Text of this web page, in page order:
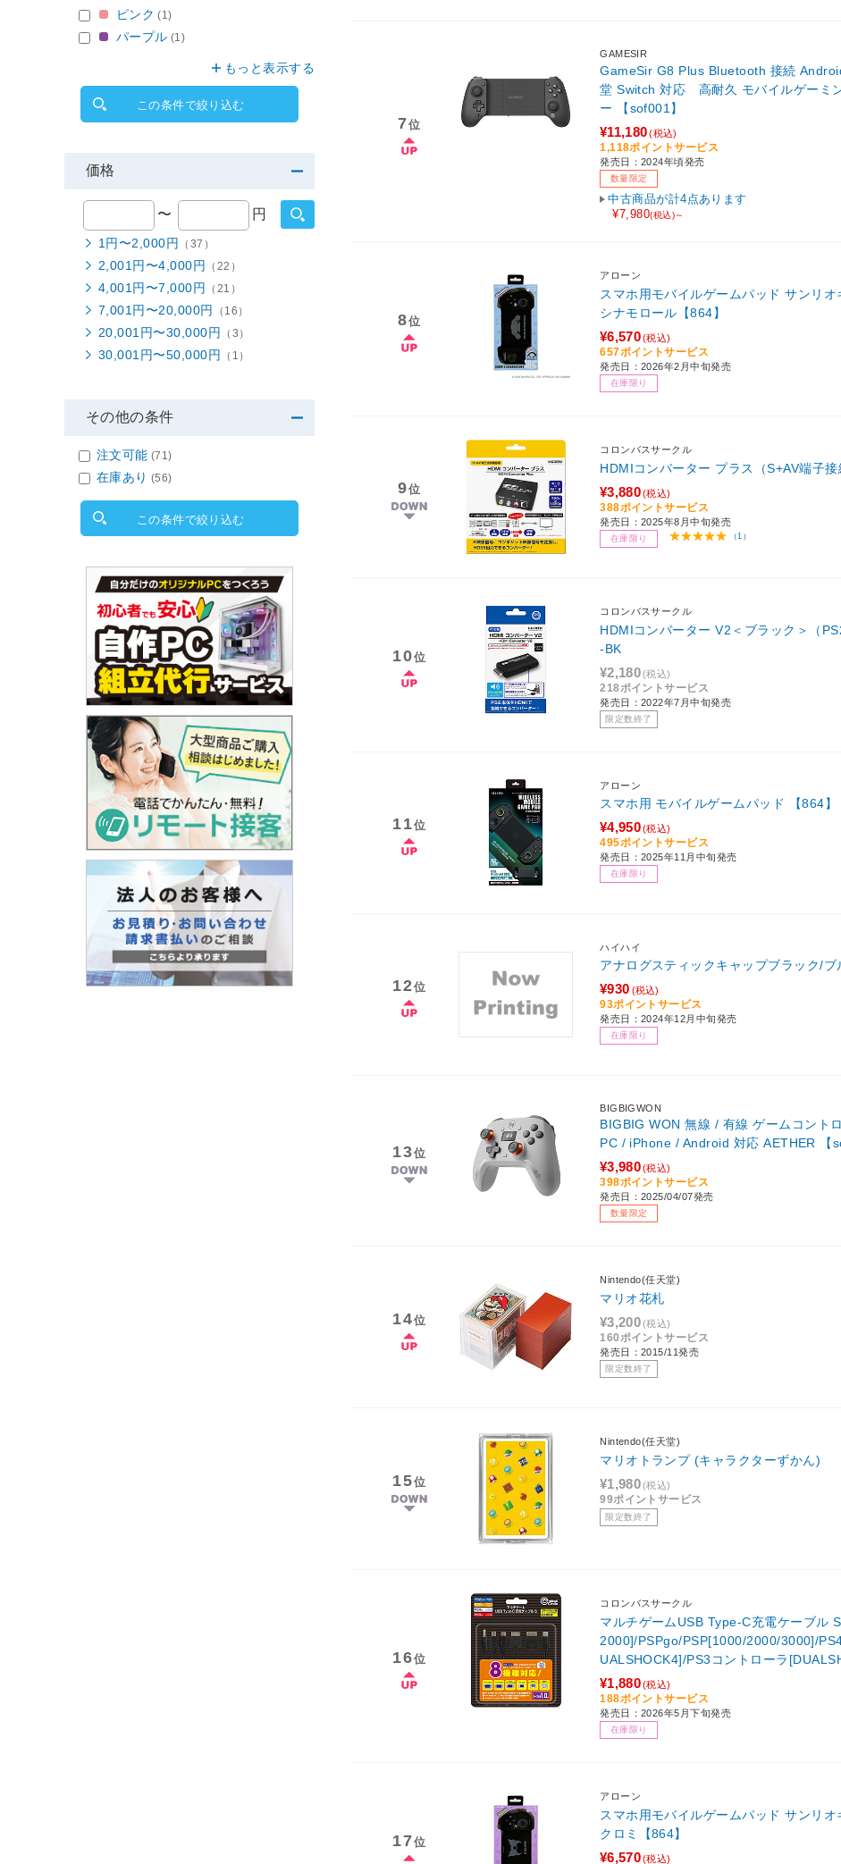
7位
GAMESIR
GameSir G8 Plus Bluetooth 接続
堂 Switch 対応 高耐久 モバイルゲーミ
ー 【sof001】
¥11,180 (税込)
1,118ポイントサービス
発売日：2024年頃発売
数量限定
中古商品が計4点あります
¥7,980(税込)～
8位
アローン
スマホ用モバイルゲームパッド サンリオ
シナモロール【864】
¥6,570(税込)
657ポイントサービス
発売日：2026年2月中旬発売
在庫限り
9位
コロンバスサークル
HDMIコンバーター プラス（S+AV端子接
¥3,880(税込)
388ポイントサービス
発売日：2025年8月中旬発売
在庫限り （1）
10位
コロンバスサークル
HDMIコンバーター V2＜ブラック＞（
-BK
¥2,180(税込)
218ポイントサービス
発売日：2022年7月中旬発売
限定数終了
11位
アローン
スマホ用 モバイルゲームパッド 【864】
¥4,950(税込)
495ポイントサービス
発売日：2025年11月中旬発売
在庫限り
12位
ハイハイ
アナログスティックキャップブラック/ブ
¥930 (税込)
93ポイントサービス
発売日：2024年12月中旬発売
在庫限り
13位
BIGBIGWON
BIGBIG WON 無線 / 有線 ゲームコント
PC / iPhone / Android 対応 AETHER 【
¥3,980(税込)
398ポイントサービス
発売日：2025/04/07発売
数量限定
14位
Nintendo(任天堂)
マリオ花札
¥3,200(税込)
160ポイントサービス
発売日：2015/11発売
限定数終了
15位
Nintendo(任天堂)
マリオトランプ (キャラクターずかん)
¥1,980(税込)
99ポイントサービス
限定数終了
16位
コロンバスサークル
マルチゲームUSB Type-C充電ケーブル
2000]/PSPgo/PSP[1000/2000/3000]/
UALSHOCK4]/PS3コントローラ
¥1,880(税込)
188ポイントサービス
発売日：2026年5月下旬発売
在庫限り
17位
アローン
スマホ用モバイルゲームパッド サンリオ
クロミ【864】
¥6,570(税込)
ピンク (1)
パープル (1)
もっと表示する
この条件で絞り込む
価格
〜 円
1円〜2,000円 （37）
2,001円〜4,000円 （22）
4,001円〜7,000円 （21）
7,001円〜20,000円 （16）
20,001円〜30,000円 （3）
30,001円〜50,000円 （1）
その他の条件
注文可能 (71)
在庫あり (56)
この条件で絞り込む